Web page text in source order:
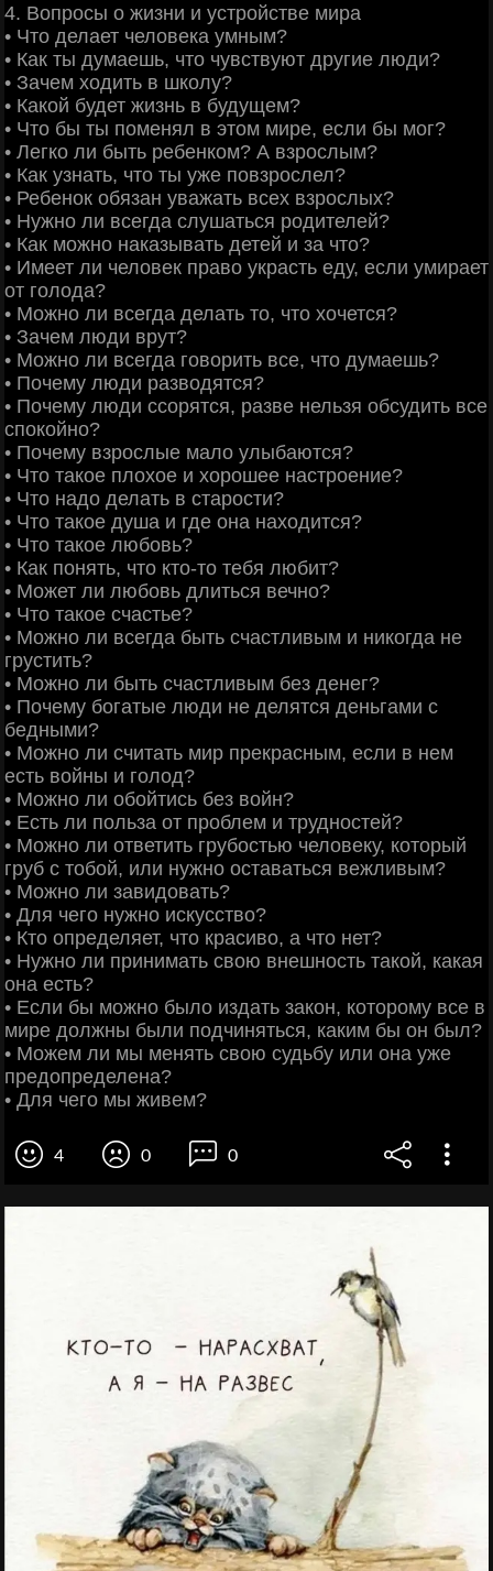
4. Вопросы о жизни и устройстве мира
• Что делает человека умным?
• Как ты думаешь, что чувствуют другие люди?
• Зачем ходить в школу?
• Какой будет жизнь в будущем?
• Что бы ты поменял в этом мире, если бы мог?
• Легко ли быть ребенком? А взрослым?
• Как узнать, что ты уже повзрослел?
• Ребенок обязан уважать всех взрослых?
• Нужно ли всегда слушаться родителей?
• Как можно наказывать детей и за что?
• Имеет ли человек право украсть еду, если умирает
от голода?
• Можно ли всегда делать то, что хочется?
• Зачем люди врут?
• Можно ли всегда говорить все, что думаешь?
• Почему люди разводятся?
• Почему люди ссорятся, разве нельзя обсудить все
спокойно?
• Почему взрослые мало улыбаются?
• Что такое плохое и хорошее настроение?
• Что надо делать в старости?
• Что такое душа и где она находится?
• Что такое любовь?
• Как понять, что кто-то тебя любит?
• Может ли любовь длиться вечно?
• Что такое счастье?
• Можно ли всегда быть счастливым и никогда не
грустить?
• Можно ли быть счастливым без денег?
• Почему богатые люди не делятся деньгами с
бедными?
• Можно ли считать мир прекрасным, если в нем
есть войны и голод?
• Можно ли обойтись без войн?
• Есть ли польза от проблем и трудностей?
• Можно ли ответить грубостью человеку, который
груб с тобой, или нужно оставаться вежливым?
• Можно ли завидовать?
• Для чего нужно искусство?
• Кто определяет, что красиво, а что нет?
• Нужно ли принимать свою внешность такой, какая
она есть?
• Если бы можно было издать закон, которому все в
мире должны были подчиняться, каким бы он был?
• Можем ли мы менять свою судьбу или она уже
предопределена?
• Для чего мы живем?
4 0 0